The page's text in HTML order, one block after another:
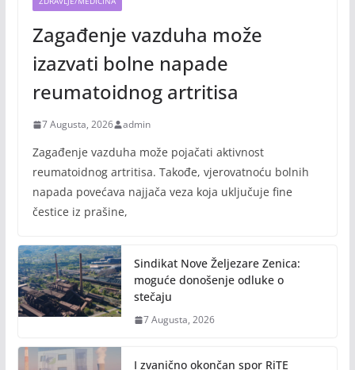
Zagađenje vazduha može
izazvati bolne napade
reumatoidnog artritisa
7 Augusta, 2026 admin
Zagađenje vazduha može pojačati aktivnost
reumatoidnog artritisa. Takođe, vjerovatnoću bolnih
napada povećava najjača veza koja uključuje fine
čestice iz prašine,
Sindikat Nove Željezare Zenica:
moguće donošenje odluke o
stečaju
7 Augusta, 2026
I zvanično okončan spor RiTE